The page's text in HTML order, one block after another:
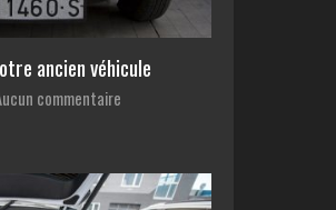
ancien véhicule
commentairesur
ancien